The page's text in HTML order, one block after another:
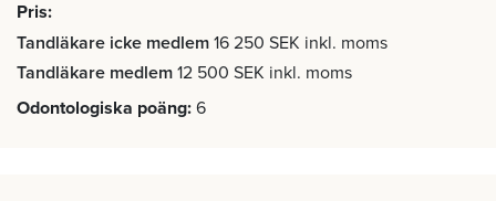
Pris
Tandläkare icke medlem 16 250 SEK inkl. moms
Tandläkare medlem 12 500 SEK inkl. moms
Odontologiska poäng 6